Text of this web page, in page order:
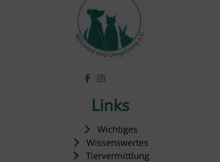
Links
Wichtiges
Wissenswertes
Tiervermittlung